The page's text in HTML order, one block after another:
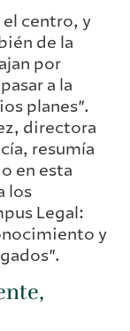
centro, y
de la
por
a la
planes”.
directora
resumía
en esta
los
Legal:
y